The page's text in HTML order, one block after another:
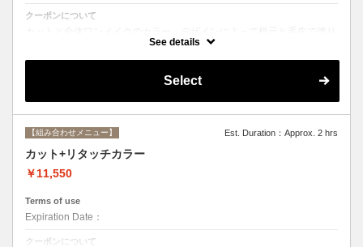
クーポンについて
分けて綺麗に染め上げます。シャンプー、ブロー込み
See details
Select
【組み合わせメニュー】 Est. Duration：Approx. 2 hrs
カット+リタッチカラー
￥11,550
Terms of use
Expiration Date：
クーポンについて